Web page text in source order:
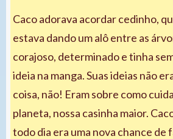
Caco adorava acordar cedinho,
estava dando um alô entre as
corajoso, determinado e tinha
ideia na manga. Suas ideias não
coisa, não! Eram sobre como
planeta, nossa casinha maior.
todo dia era uma nova chance de